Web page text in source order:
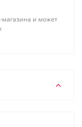
магазина и может